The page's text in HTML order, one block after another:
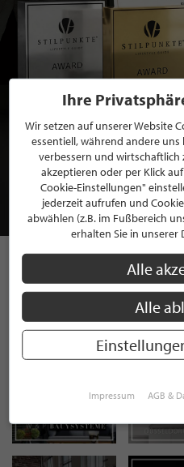
BEWERBEN SIE
JETZT
Ihre
Wir setzen auf unserer Website
essentiell, während andere
verbessern und wirtschaftlich
akzeptieren oder per Klick
Cookie-Einstellungen"
jederzeit aufrufen und
abwählen (z.B. im Fußbereich
erhalten Sie in
Alle
Alle
Impressum AGB &